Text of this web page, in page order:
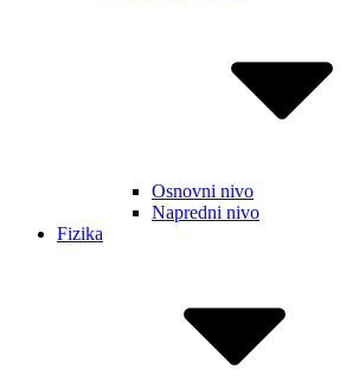
Osnovni nivo
Napredni nivo
Fizika